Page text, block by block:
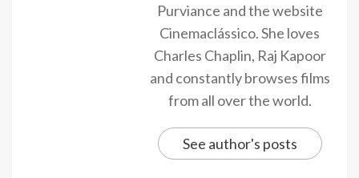
Purviance and the website
Cinemaclássico. She loves
Charles Chaplin, Raj Kapoor
and constantly browses films
from all over the world.
See author's posts